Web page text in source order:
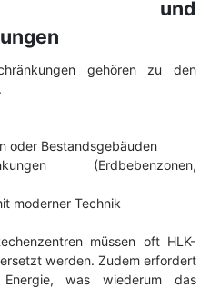
und
gehören zu den
oder Bestandsgebäuden
(Erdbebenzonen,
moderner Technik
müssen oft HLK-
werden. Zudem erfordert
was wiederum das